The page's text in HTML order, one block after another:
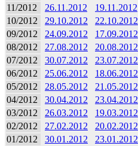
11/2012
26.11.2012 19.11.2012
10/2012
29.10.2012 22.10.2012
09/2012
24.09.2012 17.09.2012
08/2012
27.08.2012 20.08.2012
07/2012
30.07.2012 23.07.2012
06/2012
25.06.2012 18.06.2012
05/2012
28.05.2012 21.05.2012
04/2012
30.04.2012 23.04.2012
03/2012
26.03.2012 19.03.2012
02/2012
27.02.2012 20.02.2012
01/2012
30.01.2012 23.01.2012